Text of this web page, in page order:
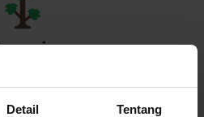
Detail Tentang